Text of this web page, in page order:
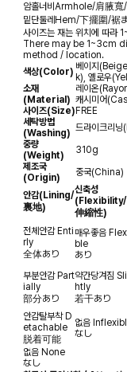
암홀너비 Armhole/肩腋寬/
밑단둘레 Hem/下擺圍/裾
사이즈는 재는 위치에 따라
There may be 1~3cm
method / location.
색상(Color) 베이지
k), 옐로우
소재
(Material)
레이온
캐시미어
사이즈(Size) FREE
세탁방법
(Washing) 드라이크리
중량
(Weight)
310g
제조국
(Origin)
중국(China)
안감(Lining/
裏地)
신축성
(Flexibility/
伸縮性)
전체안감 Enti
rly
全体あり
매우좋음
ble
あり
부분안감 Part
ially
部分あり
약간당겨짐
htly
若干あり
안감탈부착 D
etachable
脱着可能
없음
なし
없음 None
なし